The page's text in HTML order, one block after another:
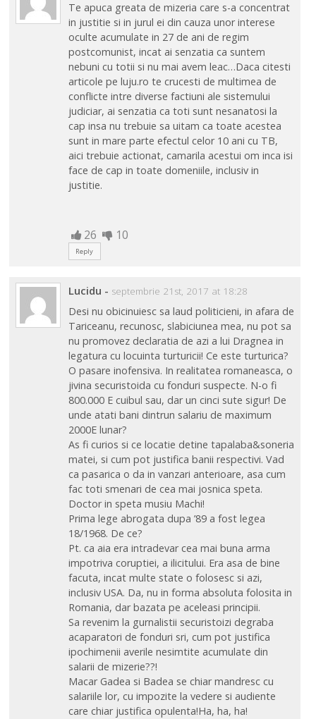
Te apuca greata de mizeria care s-a concentrat
in justitie si in jurul ei din cauza unor interese
oculte acumulate in 27 de ani de regim
postcomunist, incat ai senzatia ca suntem
nebuni cu totii si nu mai avem leac…Daca citesti
articole pe luju.ro te crucesti de multimea de
conflicte intre diverse factiuni ale sistemului
judiciar, ai senzatia ca toti sunt nesanatosi la
cap insa nu trebuie sa uitam ca toate acestea
sunt in mare parte efectul celor 10 ani cu TB,
aici trebuie actionat, camarila acestui om inca isi
face de cap in toate domeniile, inclusiv in
justitie.
26 10
Reply
Lucidu - septembrie 21st, 2017 at 18:28
Desi nu obicinuiesc sa laud politicieni, in afara de
Tariceanu, recunosc, slabiciunea mea, nu pot sa
nu promovez declaratia de azi a lui Dragnea in
legatura cu locuinta turturicii! Ce este turturica?
O pasare inofensiva. In realitatea romaneasca, o
jivina securistoida cu fonduri suspecte. N-o fi
800.000 E cuibul sau, dar un cinci sute sigur! De
unde atati bani dintrun salariu de maximum
2000E lunar?
As fi curios si ce locatie detine tapalaba&soneria
matei, si cum pot justifica banii respectivi. Vad
ca pasarica o da in vanzari anterioare, asa cum
fac toti smenari de cea mai josnica speta.
Doctor in speta musiu Machi!
Prima lege abrogata dupa ’89 a fost legea
18/1968. De ce?
Pt. ca aia era intradevar cea mai buna arma
impotriva coruptiei, a ilicitului. Era asa de bine
facuta, incat multe state o folosesc si azi,
inclusiv USA. Da, nu in forma absoluta folosita in
Romania, dar bazata pe aceleasi principii.
Sa revenim la gurnalistii securistoizi degraba
acaparatori de fonduri sri, cum pot justifica
ipochimenii averile nesimtite acumulate din
salarii de mizerie??!
Macar Gadea si Badea se chiar mandresc cu
salariile lor, cu impozite la vedere si audiente
care chiar justifica opulenta!Ha, ha, ha!